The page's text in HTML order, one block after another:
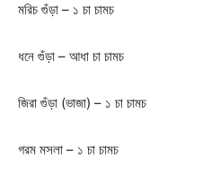
মরিচ গুঁড়া – ১ চা চামচ
ধনে গুঁড়া – আধা চা চামচ
জিরা গুঁড়া (ভাজা) – ১ চা চামচ
গরম মসলা – ১ চা চামচ